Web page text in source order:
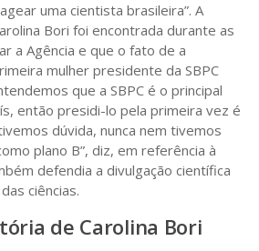
uma cientista brasileira”. A
Bori foi encontrada durante as
a Agência e que o fato de a
mulher presidente da SBPC
que a SBPC é o principal
então presidi-lo pela primeira vez é
dúvida, nunca nem tivemos
plano B”, diz, em referência à
defendia a divulgação científica
ciências.
de Carolina Bori